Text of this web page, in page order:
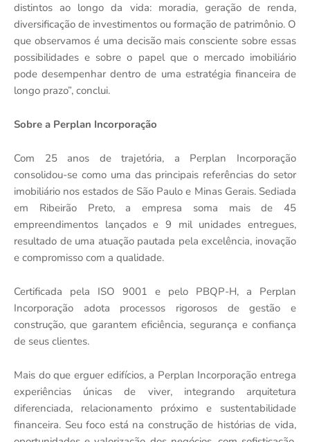
distintos ao longo da vida: moradia, geração de renda,
diversificação de investimentos ou formação de patrimônio. O
que observamos é uma decisão mais consciente sobre essas
possibilidades e sobre o papel que o mercado imobiliário
pode desempenhar dentro de uma estratégia financeira de
longo prazo”, conclui.
Sobre a Perplan Incorporação
Com 25 anos de trajetória, a Perplan Incorporação
consolidou-se como uma das principais referências do setor
imobiliário nos estados de São Paulo e Minas Gerais. Sediada
em Ribeirão Preto, a empresa soma mais de 45
empreendimentos lançados e 9 mil unidades entregues,
resultado de uma atuação pautada pela excelência, inovação
e compromisso com a qualidade.
Certificada pela ISO 9001 e pelo PBQP-H, a Perplan
Incorporação adota processos rigorosos de gestão e
construção, que garantem eficiência, segurança e confiança
de seus clientes.
Mais do que erguer edifícios, a Perplan Incorporação entrega
experiências únicas de viver, integrando arquitetura
diferenciada, relacionamento próximo e sustentabilidade
financeira. Seu foco está na construção de histórias de vida,